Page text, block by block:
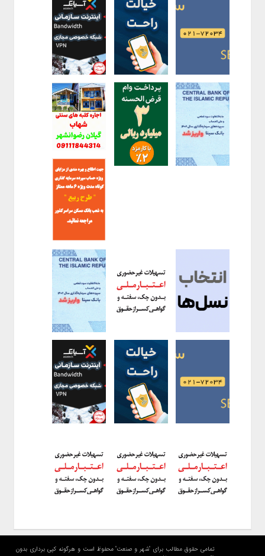
تمامی حقوق مطالب برای "شهر و صنعت" محفوظ است و هرگونه کپی برداری بدون